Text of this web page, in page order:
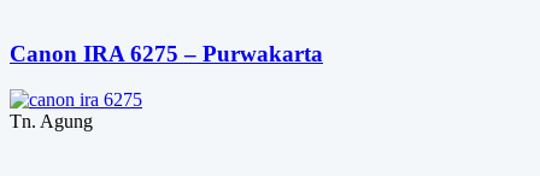
Canon IRA 6275 – Purwakarta
Tn. Agung